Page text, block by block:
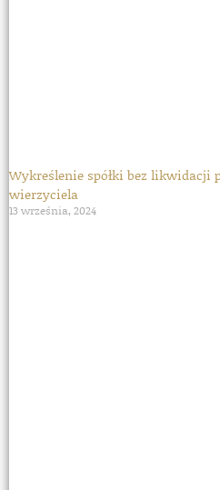
Wykreślenie spółki bez likwidacji
wierzyciela
13 września, 2024